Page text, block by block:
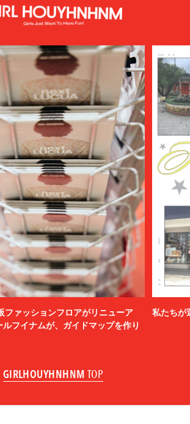
ファッションフロアがリニューア
フイナムが、ガイドマップを作り
私たちが
GIRLHOUYHNHNM TOP